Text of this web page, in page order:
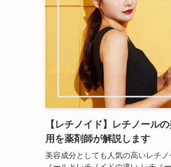
【レチノイド】レチノール
用を薬剤師が解説します
美容成分としても人気の高いレチ